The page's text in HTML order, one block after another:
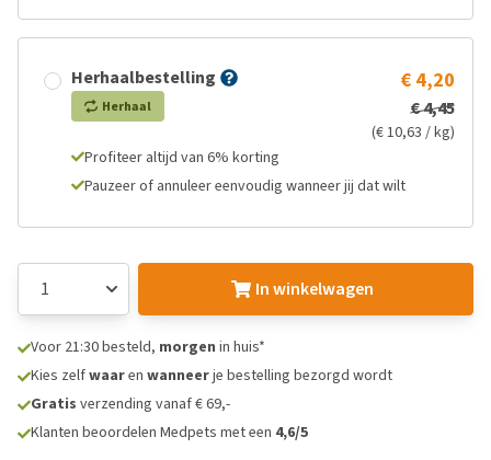
Herhaalbestelling
Herhaal
€ 4,20
€ 4,45
(€ 10,63 / kg)
Profiteer altijd van 6% korting
Pauzeer of annuleer eenvoudig wanneer jij dat wilt
In winkelwagen
Voor 21:30 besteld, morgen in huis*
Kies zelfwaaren wanneerje bestelling bezorgd wordt
Gratis verzending vanaf € 69,-
Klanten beoordelen Medpets met een 4,6/5